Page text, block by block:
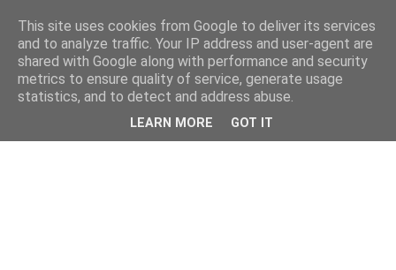
This site uses cookies from Google to deliver its services
and to analyze traffic. Your IP address and user-agent are
shared with Google along with performance and security
metrics to ensure quality of service, generate usage
statistics, and to detect and address abuse.
LEARN MORE GOT IT